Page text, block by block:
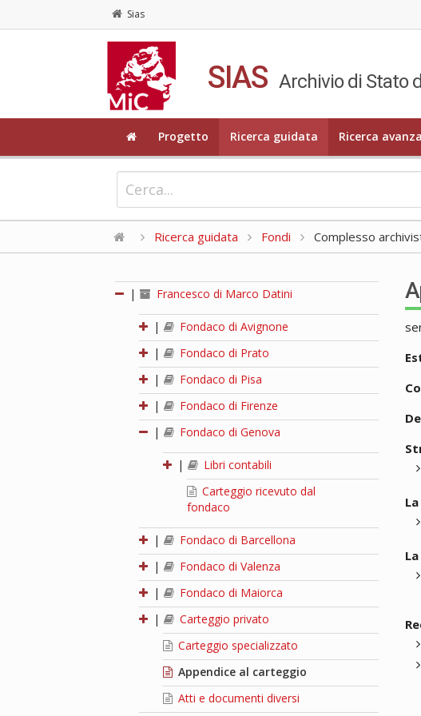
Sias
SIAS Archivio di Stato
Progetto Ricerca guidata Ricerca
Ricerca guidata Fondi Complesso
| Francesco di Marco Datini
|
Fondaco di Avignone
|
Fondaco di Prato
|
Fondaco di Pisa
|
Fondaco di Firenze
|
Fondaco di Genova
|
Libri contabili
Carteggio ricevuto dal
fondaco
|
Fondaco di Barcellona
|
Fondaco di Valenza
|
Fondaco di Maiorca
|
Carteggio privato
Carteggio specializzato
Appendice al carteggio
Atti e documenti diversi